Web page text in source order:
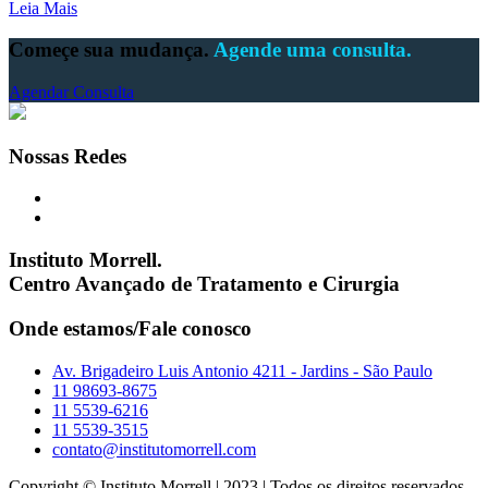
Leia Mais
Começe sua mudança. Agende uma consulta.
Agendar Consulta
Nossas Redes
Instituto Morrell.
Centro Avançado de Tratamento e Cirurgia
Onde estamos/Fale conosco
Av. Brigadeiro Luis Antonio 4211 - Jardins - São Paulo
11 98693-8675
11 5539-6216
11 5539-3515
contato@institutomorrell.com